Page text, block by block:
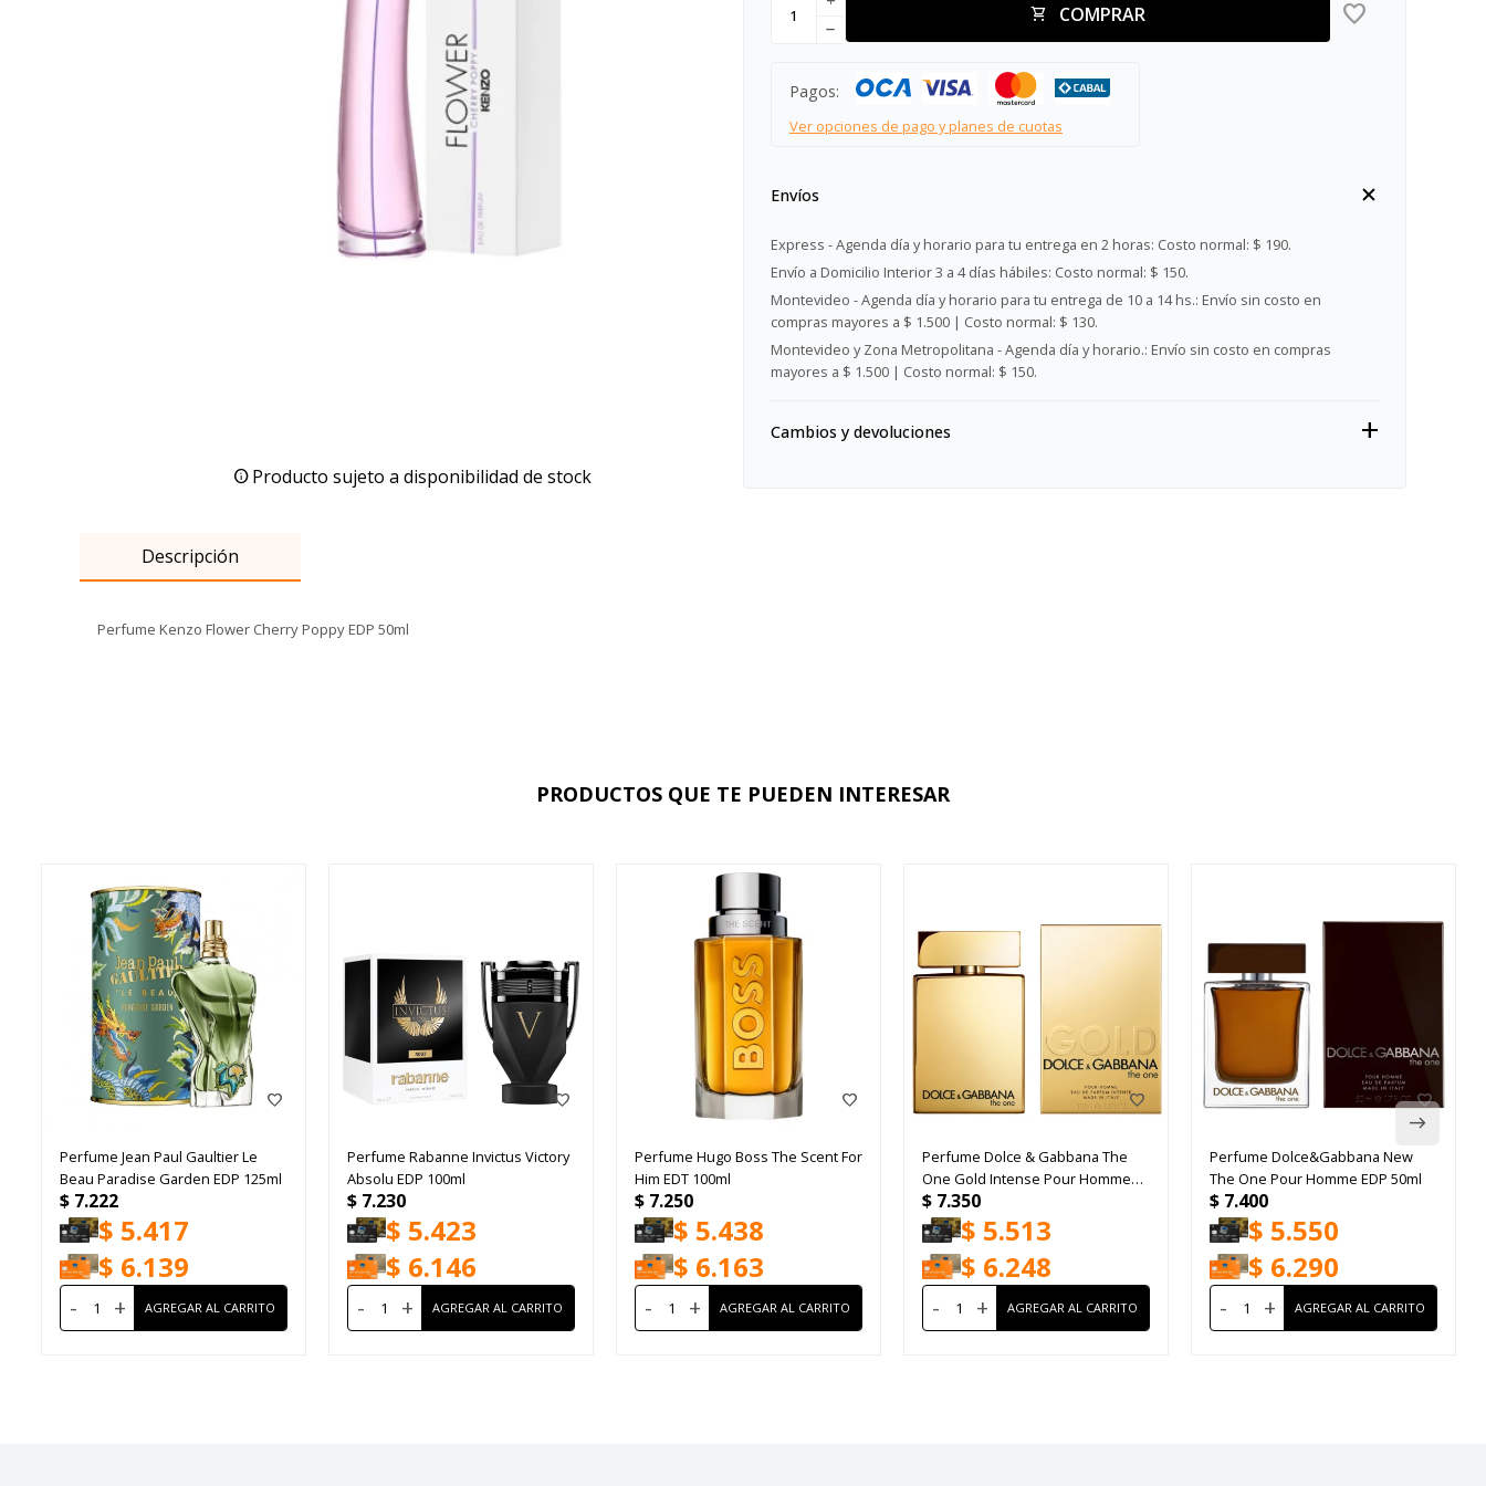
Producto sujeto a disponibilidad de stock
COMPRAR
remove
Pagos:
Ver opciones de pago y planes de cuotas
Envíos
Express - Agenda día y horario para tu entrega en 2 horas: Costo normal: $ 190.
Envío a Domicilio Interior 3 a 4 días hábiles: Costo normal: $ 150.
Montevideo - Agenda día y horario para tu entrega de 10 a 14 hs.: Envío sin costo en
compras mayores a $ 1.500 | Costo normal: $ 130.
Montevideo y Zona Metropolitana - Agenda día y horario.: Envío sin costo en compras
mayores a $ 1.500 | Costo normal: $ 150.
Cambios y devoluciones
Descripción
Perfume Kenzo Flower Cherry Poppy EDP 50ml
PRODUCTOS QUE TE PUEDEN INTERESAR
Perfume Jean Paul Gaultier Le
Beau Paradise Garden EDP 125ml
$ 7.222
$ 5.417
$ 6.139
- +
Perfume Rabanne Invictus Victory
Absolu EDP 100ml
$ 7.230
$ 5.423
$ 6.146
- +
Perfume Hugo Boss The Scent For
Him EDT 100ml
$ 7.250
$ 5.438
$ 6.163
- +
Perfume Dolce & Gabbana The
One Gold Intense Pour Homme
EDP 50ml
$ 7.350
$ 5.513
$ 6.248
- +
Perfume Dolce&Gabbana New
The One Pour Homme EDP 50ml
$ 7.400
$ 5.550
$ 6.290
- +